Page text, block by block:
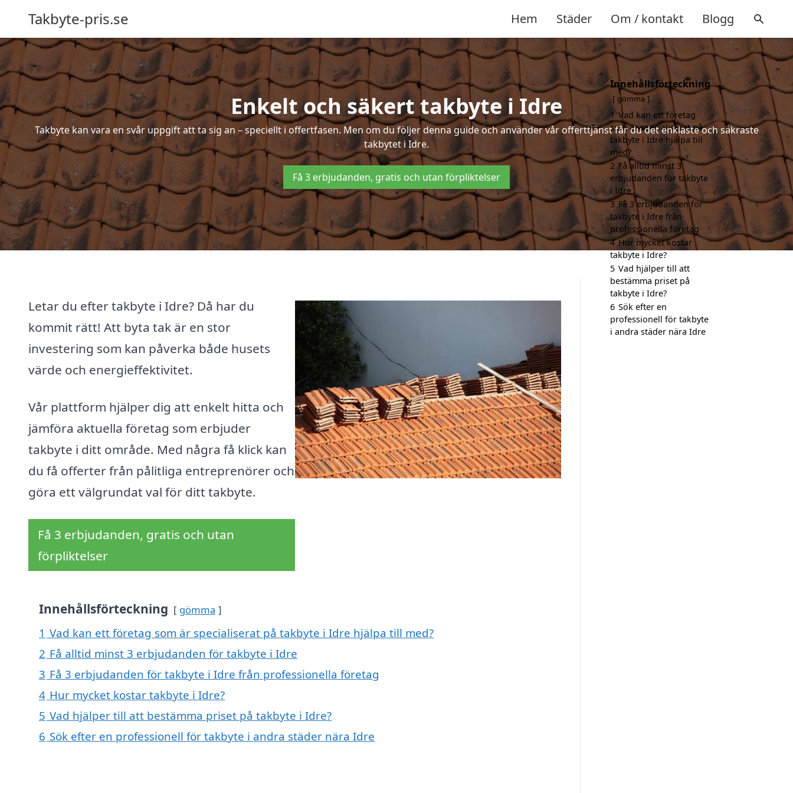
Takbyte-pris.se Hem Städer Om / kontakt Blogg
Enkelt och säkert takbyte i Idre
Takbyte kan vara en svår uppgift att ta sig an – speciellt i offertfasen. Men om du följer denna guide och använder vår offerttjänst får du det enklaste och säkraste
takbytet i Idre.
Få 3 erbjudanden, gratis och utan förpliktelser
Letar du efter takbyte i Idre? Då har du
kommit rätt! Att byta tak är en stor
investering som kan påverka både husets
värde och energieffektivitet.
Vår plattform hjälper dig att enkelt hitta och
jämföra aktuella företag som erbjuder
takbyte i ditt område. Med några få klick kan
du få offerter från pålitliga entreprenörer och
göra ett välgrundat val för ditt takbyte.
Få 3 erbjudanden, gratis och utan
förpliktelser
Innehållsförteckning gömma
1 Vad kan ett företag som är specialiserat på takbyte i Idre hjälpa till med?
2 Få alltid minst 3 erbjudanden för takbyte i Idre
3 Få 3 erbjudanden för takbyte i Idre från professionella företag
4 Hur mycket kostar takbyte i Idre?
5 Vad hjälper till att bestämma priset på takbyte i Idre?
6 Sök efter en professionell för takbyte i andra städer nära Idre
Innehållsförteckning
gömma
1 Vad kan ett företag
som är specialiserat på
takbyte i Idre hjälpa till
med?
2 Få alltid minst 3
erbjudanden för takbyte
i Idre
3 Få 3 erbjudanden för
takbyte i Idre från
professionella företag
4 Hur mycket kostar
takbyte i Idre?
5 Vad hjälper till att
bestämma priset på
takbyte i Idre?
6 Sök efter en
professionell för takbyte
i andra städer nära Idre